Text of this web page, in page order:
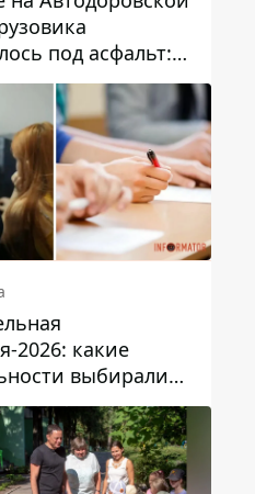
под асфальт:
заблокировано
2026: какие
выбирали
в Украине